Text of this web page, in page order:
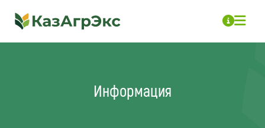
Информация